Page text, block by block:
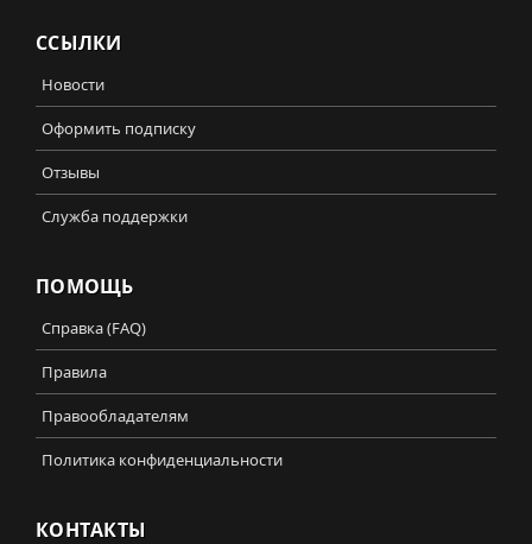
ССЫЛКИ
Новости
Оформить подписку
Отзывы
Служба поддержки
ПОМОЩЬ
Справка (FAQ)
Правила
Правообладателям
Политика конфиденциальности
КОНТАКТЫ